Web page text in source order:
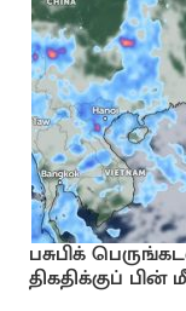
பசுபிக்
திகதிக்குப்